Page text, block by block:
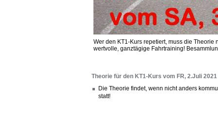
Wer den KT1-Kurs repetiert, muss die
wertvolle, ganztägige Fahrtraining!
Theorie für den KT1-Kurs vom FR, 2.Juli 2021
Die Theorie findet, wenn nicht anders
statt!